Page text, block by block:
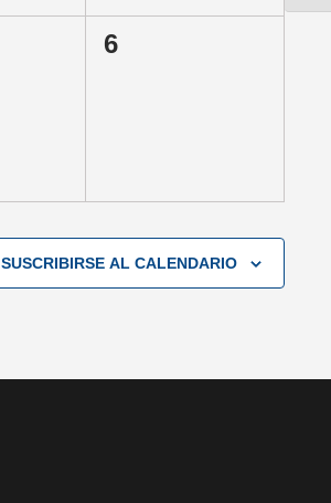
0
6
SUSCRIBIRSE AL CALENDARIO